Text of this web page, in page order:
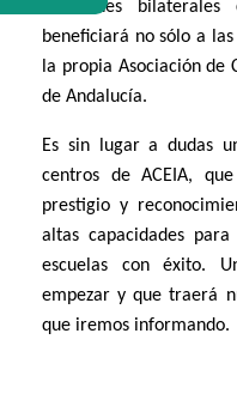
relaciones
beneficiará no sólo a
la propia Asociación de
de Andalucía.
Es sin lugar a dudas
centros de ACEIA,
prestigio y
altas capacidades
escuelas con éxito.
empezar y que traerá
que iremos informando.